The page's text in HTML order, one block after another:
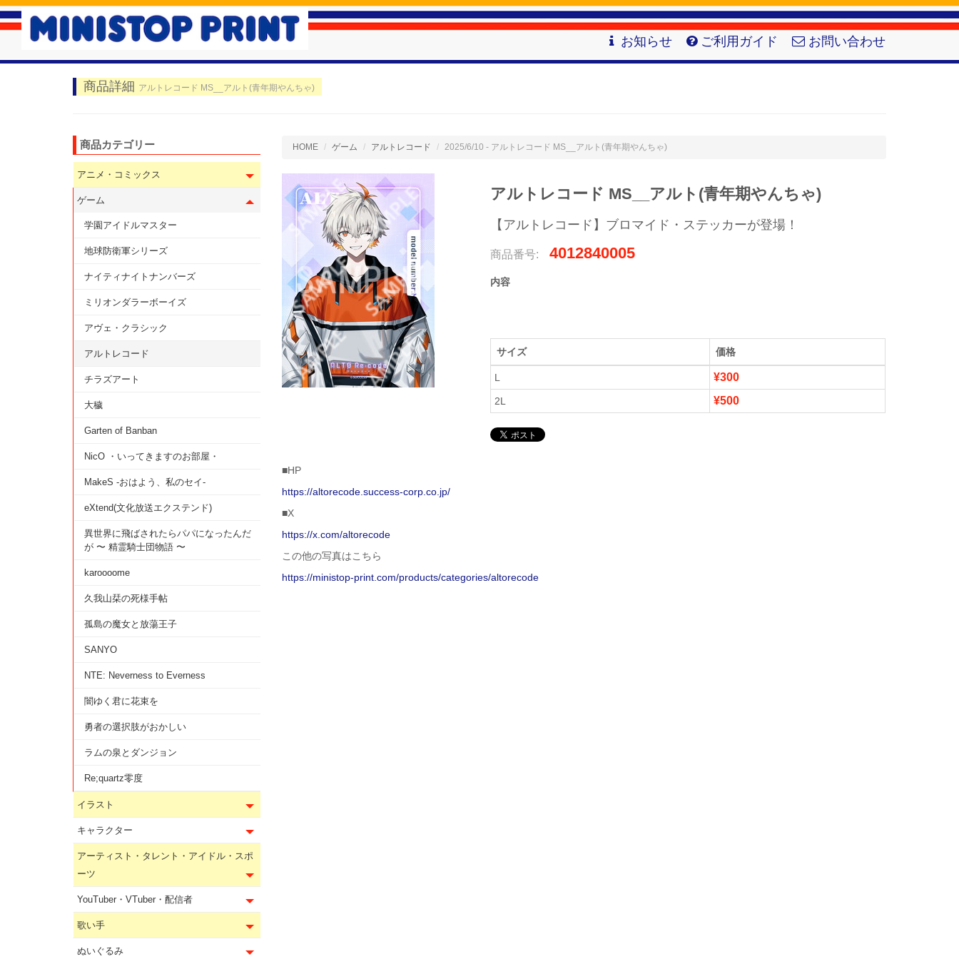
お知らせ ご利用ガイド お問い合わせ
商品詳細 アルトレコード MS__アルト(青年期やんちゃ)
HOME ゲーム アルトレコード 2025/6/10 - アルトレコード MS__アルト(青年期やんちゃ)
アルトレコード MS__アルト(青年期やんちゃ)
【アルトレコード】ブロマイド・ステッカーが登場！
商品番号: 4012840005
内容
サイズ 価格
L ¥300
2L ¥500
■HP
https://altorecode.success-corp.co.jp/
■X
https://x.com/altorecode
この他の写真はこちら
https://ministop-print.com/products/categories/altorecode
商品カテゴリー
アニメ・コミックス
ゲーム
学園アイドルマスター
地球防衛軍シリーズ
ナイティナイトナンバーズ
ミリオンダラーボーイズ
アヴェ・クラシック
アルトレコード
チラズアート
大穢
Garten of Banban
NicO ・いってきますのお部屋・
MakeS -おはよう、私のセイ-
eXtend(文化放送エクステンド)
異世界に飛ばされたらパパになったんだ
が 〜 精霊騎士団物語 〜
karoooome
久我山栞の死様手帖
孤島の魔女と放蕩王子
SANYO
NTE: Neverness to Everness
闇ゆく君に花束を
勇者の選択肢がおかしい
ラムの泉とダンジョン
Re;quartz零度
イラスト
キャラクター
アーティスト・タレント・アイドル・スポ
ーツ
YouTuber・VTuber・配信者
歌い手
ぬいぐるみ